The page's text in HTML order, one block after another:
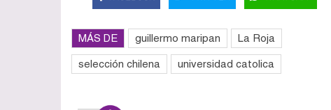
MÁS DE guillermo maripan La Roja
selección chilena universidad catolica